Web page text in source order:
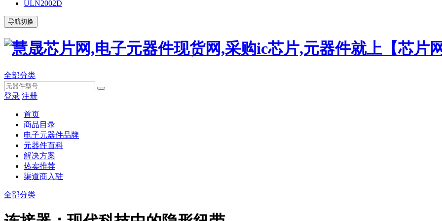
ULN2002D
导航切换
全部分类
登录 注册
首页
商品目录
电子元器件品牌
元器件百科
解决方案
热卖推荐
渠道商入驻
全部分类